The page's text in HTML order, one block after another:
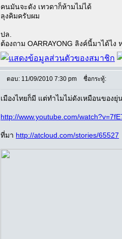
คนมันจะดัง เทวดาก็ห้ามไม่ได้
ลุงคิมครับผม
ปล.
ต้องถาม OARRAYONG ลิงค์นี้มาได้ไง
ตอบ: 11/09/2010 7:30 pm ชื่อกระทู้:
เมืองไทยก็มี แต่ทำไมไม่ดังเหมือนของ
http://www.youtube.com/
ที่มา http://atcloud.com/stories/65527